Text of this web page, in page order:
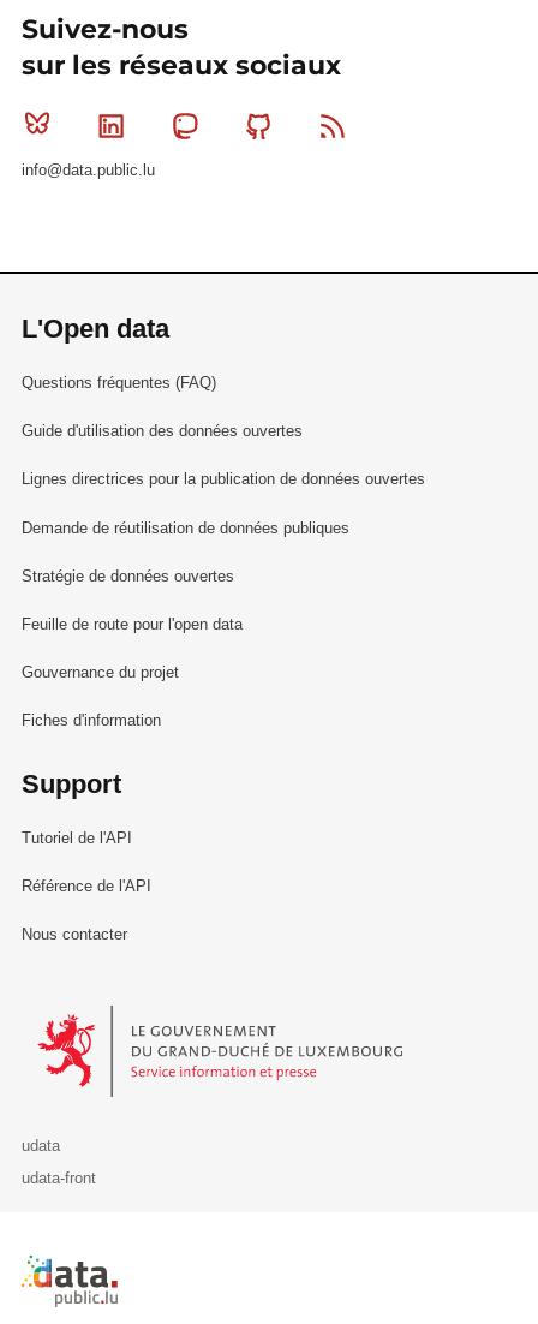
Suivez-nous
sur les réseaux sociaux
Bluesky Linkedin MastodonGithub
info@data.public.lu
L'Open data
Questions fréquentes (FAQ)
Guide d'utilisation des données ouvertes
Lignes directrices pour la publication de données ouvertes
Demande de réutilisation de données publiques
Stratégie de données ouvertes
Feuille de route pour l'open data
Gouvernance du projet
Fiches d'information
Support
Tutoriel de l'API
Référence de l'API
Nous contacter
Le Gouvernement du Grand-Duché de Luxembourg - Service
udata
udata-front
Retour à l'accueil de data.public.lu